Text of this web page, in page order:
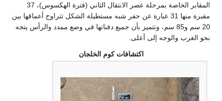
المقابر الخاصة بمرحلة عصر الانتقال الثاني (فترة الهكسوس)، 37
مقبرة منها 31 عبارة عن حفر شبه مستطيلة الشكل تتراوح أعماقها بين
20 سم و85 سم، وتتميز بأن جميع دفناتها في وضع ممدد والرأس يتجه
نحو الغرب والوجه إلى أعلى.
اكتشافات كوم الخلجان